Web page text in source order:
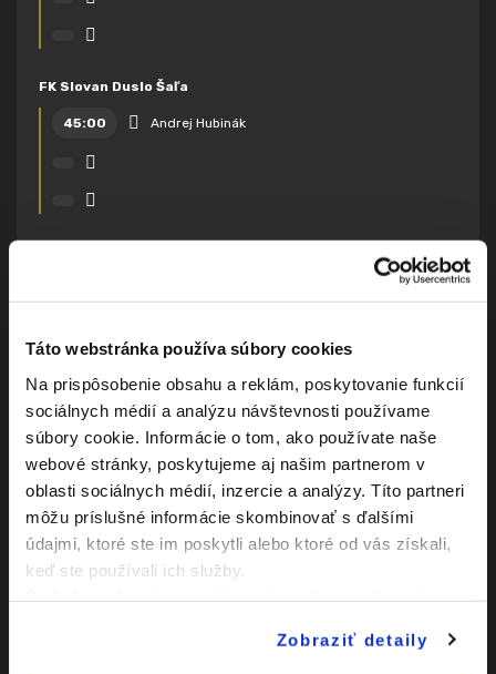
Táto webstránka používa súbory cookies
Na prispôsobenie obsahu a reklám, poskytovanie funkcií
sociálnych médií a analýzu návštevnosti používame
súbory cookie. Informácie o tom, ako používate naše
webové stránky, poskytujeme aj našim partnerom v
oblasti sociálnych médií, inzercie a analýzy. Títo partneri
môžu príslušné informácie skombinovať s ďalšími
údajmi, ktoré ste im poskytli alebo ktoré od vás získali,
keď ste používali ich služby.
Zobraziť detaily
FK Slovan Duslo Šaľa
45:00 Andrej Hubinák
17:00
45:00
Andrej Hubinák
Gól z hry
46:00
Gregor Tóth